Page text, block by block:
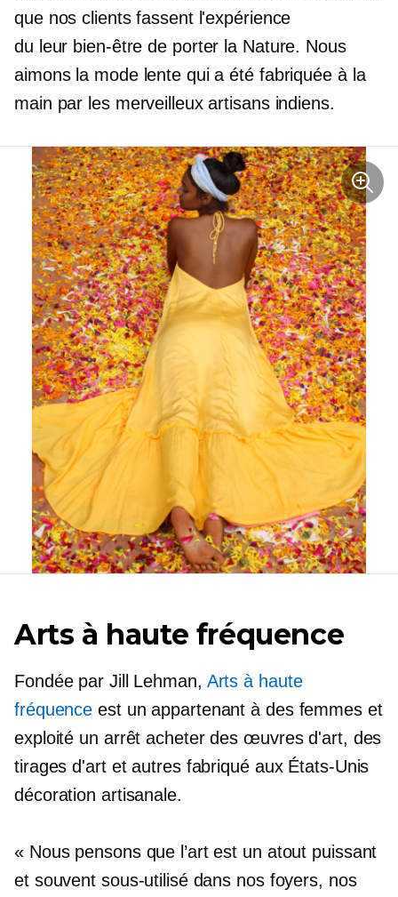
que nos clients fassent l'expérience
du leur bien-être de porter la Nature. Nous
aimons la mode lente qui a été fabriquée à la
main par les merveilleux artisans indiens.
Arts à haute fréquence
Fondée par Jill Lehman, Arts à haute
fréquence est unappartenant à des femmeset
exploité un arrêt acheter des œuvres d'art, des
tirages d'art et autres fabriqué aux États-Unis
décoration artisanale.
« Nous pensons que l’art est un atout puissant
et souvent sous-utilisé dans nos foyers, nos